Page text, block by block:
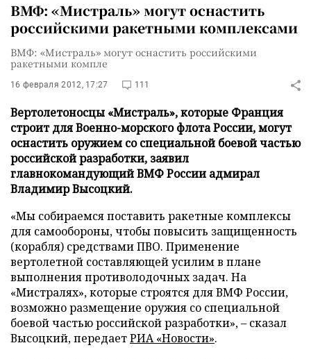
ВМФ: «Мистраль» могут оснастить
российскими ракетными комплексами
ВМФ: «Мистраль» могут оснастить российскими
ракетными компле
16 февраля 2012, 17:27 111
Вертолетоносцы «Мистраль», которые Франция
строит для Военно-морского флота России, могут
оснастить оружием со специальной боевой частью
российской разработки, заявил
главнокомандующий ВМФ России адмирал
Владимир Высоцкий.
«Мы собираемся поставить ракетные комплексы
для самообороны, чтобы повысить защищенность
(корабля) средствами ПВО. Применение
вертолетной составляющей усилим в плане
выполнения противолодочных задач. На
«Мистралях», которые строятся для ВМФ России,
возможно размещение оружия со специальной
боевой частью российской разработки», – сказал
Высоцкий, передаетРИА «Новости».